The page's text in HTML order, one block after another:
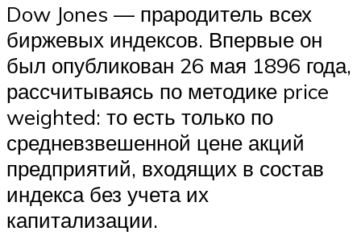
Dow Jones — прародитель всех
биржевых индексов. Впервые он
был опубликован 26 мая 1896 года,
рассчитываясь по методике price
weighted: то есть только по
средневзвешенной цене акций
предприятий, входящих в состав
индекса без учета их
капитализации.